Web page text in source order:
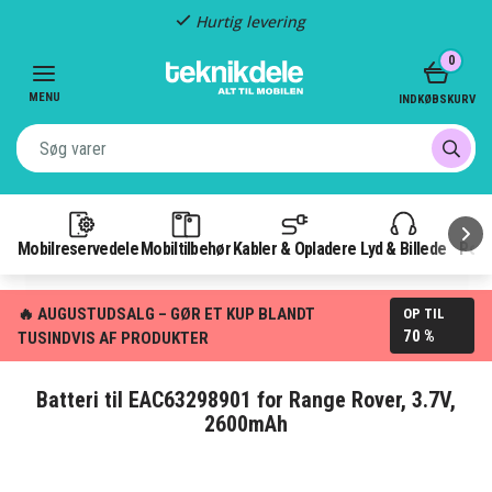
Hurtig levering
MENU
Mobilreservedele Mobiltilbehør Kabler & Opladere Lyd & Billede
0
INDKØBSKURV
🔥 AUGUSTUDSALG – GØR ET KUP BLANDT
TUSINDVIS AF PRODUKTER
OP TIL
70 %
Batteri til EAC63298901 for Range Rover, 3.7V,
2600mAh